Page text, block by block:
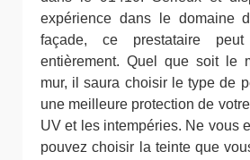
expérience dans le domaine
façade, ce prestataire
entièrement. Quel que soit le
mur, il saura choisir le type de
une meilleure protection de
UV et les intempéries. Ne vous
pouvez choisir la teinte que